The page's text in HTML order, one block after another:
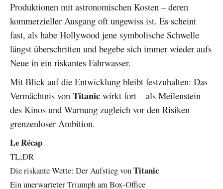
Produktionen mit astronomischen Kosten – deren
kommerzieller Ausgang oft ungewiss ist. Es scheint
fast, als habe Hollywood jene symbolische Schwelle
längst überschritten und begebe sich immer wieder aufs
Neue in ein riskantes Fahrwasser.
Mit Blick auf die Entwicklung bleibt festzuhalten: Das
Vermächtnis von Titanic wirkt fort – als Meilenstein
des Kinos und Warnung zugleich vor den Risiken
grenzenloser Ambition.
Le Récap
TL;DR
Die riskante Wette: Der Aufstieg vonTitanic
Ein unerwarteter Triumph am Box-Office